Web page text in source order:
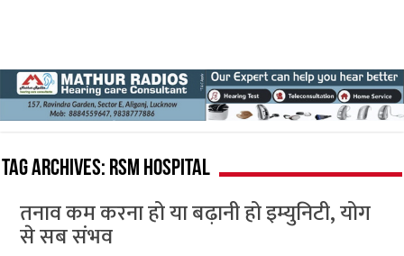
Tag Archives: RSM Hospital
तनाव कम करना हो या बढ़ानी हो इम्युनिटी, योग
से सब संभव